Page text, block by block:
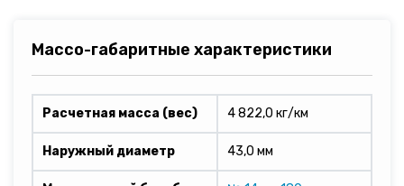
Массо-габаритные характеристики
Расчетная масса (вес) 4 822,0 кг/км
Наружный диаметр 43,0 мм